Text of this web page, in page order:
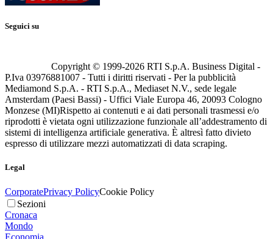
Seguici su
Copyright © 1999-2026 RTI S.p.A. Business Digital -
P.Iva 03976881007 - Tutti i diritti riservati - Per la pubblicità
Mediamond S.p.A. - RTI S.p.A., Mediaset N.V., sede legale
Amsterdam (Paesi Bassi) - Uffici Viale Europa 46, 20093 Cologno
Monzese (MI)Rispetto ai contenuti e ai dati personali trasmessi e/o
riprodotti è vietata ogni utilizzazione funzionale all’addestramento di
sistemi di intelligenza artificiale generativa. È altresì fatto divieto
espresso di utilizzare mezzi automatizzati di data scraping.
Legal
CorporatePrivacy PolicyCookie Policy
Sezioni
Cronaca
Mondo
Economia